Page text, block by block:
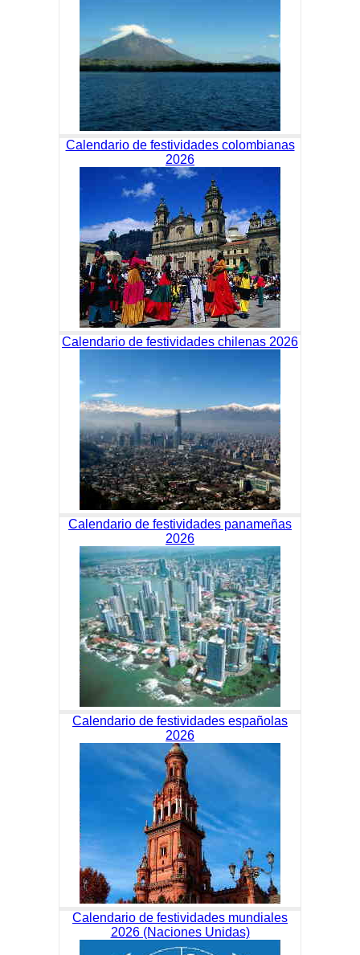
Calendario de festividades colombianas
2026
Calendario de festividades chilenas 2026
Calendario de festividades panameñas
2026
Calendario de festividades españolas
2026
Calendario de festividades mundiales
2026 (Naciones Unidas)